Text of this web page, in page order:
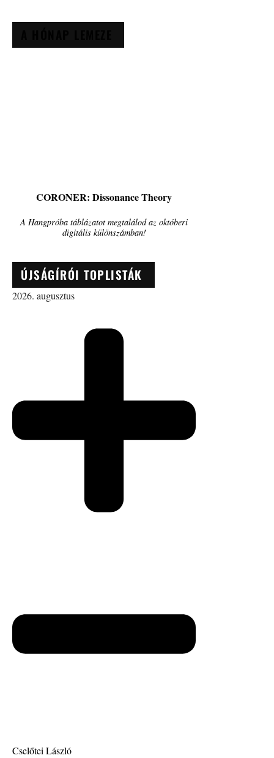
CORONER: Dissonance Theory
A Hangpróba táblázatot megtalálod az októberi
digitális különszámban!
ÚJSÁGÍRÓI TOPLISTÁK
2026. augusztus
Cselőtei László